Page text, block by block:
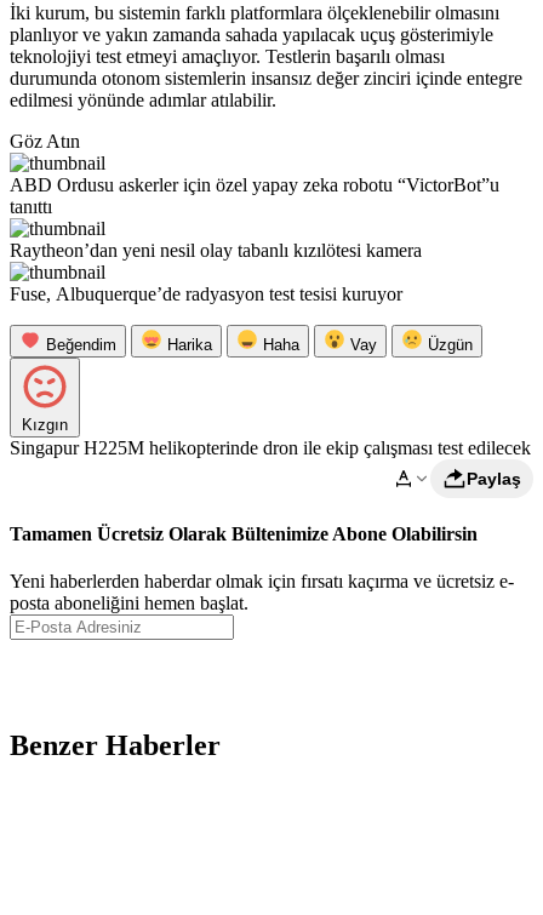
İki kurum, bu sistemin farklı platformlara ölçeklenebilir olmasını
planlıyor ve yakın zamanda sahada yapılacak uçuş gösterimiyle
teknolojiyi test etmeyi amaçlıyor. Testlerin başarılı olması
durumunda otonom sistemlerin insansız değer zinciri içinde entegre
edilmesi yönünde adımlar atılabilir.
Göz Atın
ABD Ordusu askerler için özel yapay zeka robotu “VictorBot”u
tanıttı
Raytheon’dan yeni nesil olay tabanlı kızılötesi kamera
Fuse, Albuquerque’de radyasyon test tesisi kuruyor
Beğendim Harika Haha Vay Üzgün
Kızgın
Singapur H225M helikopterinde dron ile ekip çalışması test edilecek
Paylaş
Tamamen Ücretsiz Olarak Bültenimize Abone Olabilirsin
Yeni haberlerden haberdar olmak için fırsatı kaçırma ve ücretsiz e-
posta aboneliğini hemen başlat.
Benzer Haberler